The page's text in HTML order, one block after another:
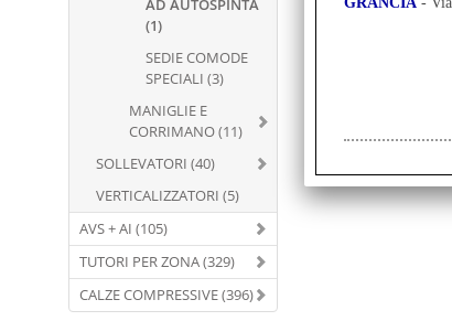
AD AUTOSPINTA
(1)
SEDIE COMODE
SPECIALI (3)
MANIGLIE E
CORRIMANO (11)
SOLLEVATORI (40)
VERTICALIZZATORI (5)
AVS + AI (105)
TUTORI PER ZONA (329)
CALZE COMPRESSIVE (396)